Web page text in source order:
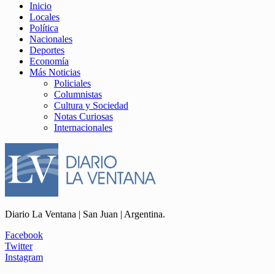
Inicio
Locales
Política
Nacionales
Deportes
Economía
Más Noticias
Policiales
Columnistas
Cultura y Sociedad
Notas Curiosas
Internacionales
Diario La Ventana | San Juan | Argentina.
Facebook
Twitter
Instagram